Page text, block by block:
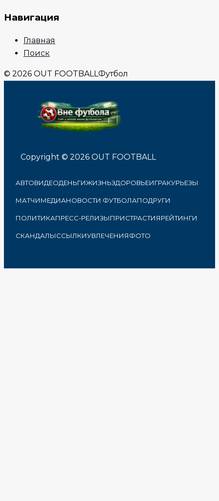
Навигация
Главная
Поиск
© 2026 OUT FOOTBALLФутбол
Copyright © 2026 OUT FOOTBALL
АВТОВИДЕОДЕНЬГИЖИЗНЬЗДОРОВЬЕИГРАКУРЬЕЗЫ
МАТЧИМЕДИАНОВОСТИ ФУТБОЛАПОДРУГИ
ПОЛИТИКАПРЕСС-РЕЛИЗЫПРИСТРАСТИЯРЕЙТИНГИ
СКАНДАЛЫССЫЛКИУВЛЕЧЕНИЯФОТО